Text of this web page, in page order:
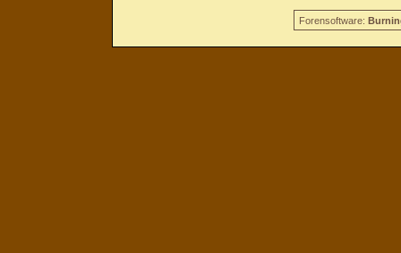
Forensoftware: